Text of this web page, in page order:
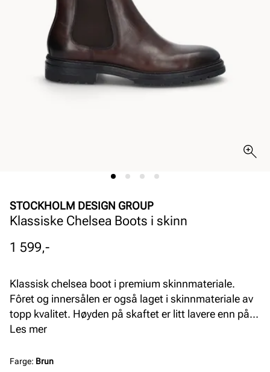
STOCKHOLM DESIGN GROUP
Klassiske Chelsea Boots i skinn
Pris
1 599,-
Klassisk chelsea boot i premium skinnmateriale.
Fôret og innersålen er også laget i skinnmateriale av
topp kvalitet. Høyden på skaftet er litt lavere enn på
en mer tradisjonell chelsea boot. Yttersålen er myk og
Les mer
Farge: Brun